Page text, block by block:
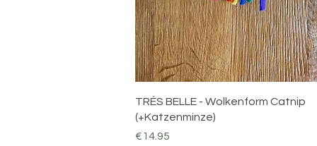
Quick View
TRÉS BELLE - Wolkenform Catnip
(+Katzenminze)
Price
€14.95